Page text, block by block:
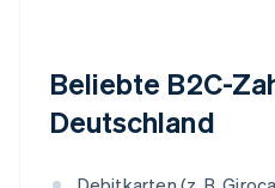
Beliebte B2C-
Deutschland